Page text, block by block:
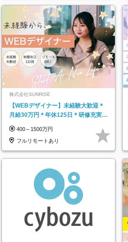
株式会社SUNRISE
【WEBデザイナー】未経験大歓迎＊
月給30万円＊年休125日＊研修充実＊
400～1500万円
フルリモートあり